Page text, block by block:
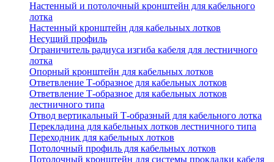
Настенный и потолочный кронштейн для кабельного
лотка
Настенный кронштейн для кабельных лотков
Несущий профиль
Ограничитель радиуса изгиба кабеля для лестничного
лотка
Опорный кронштейн для кабельных лотков
Ответвление Т-образное для кабельных лотков
Ответвление Т-образное для кабельных лотков
лестничного типа
Отвод вертикальный Т-образный для кабельного лотка
Перекладина для кабельных лотков лестничного типа
Переходник для кабельных лотков
Потолочный профиль для кабельных лотков
Потолочный кронштейн для системы прокладки кабеля